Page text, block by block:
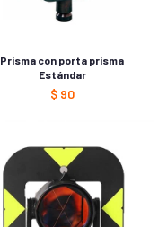
Prisma con porta prisma
Estándar
$90